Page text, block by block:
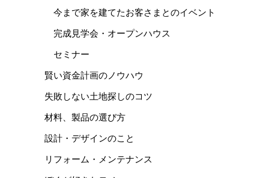
今まで家を建てたお客さまとのイベント
完成見学会・オープンハウス
セミナー
賢い資金計画のノウハウ
失敗しない土地探しのコツ
材料、製品の選び方
設計・デザインのこと
リフォーム・メンテナンス